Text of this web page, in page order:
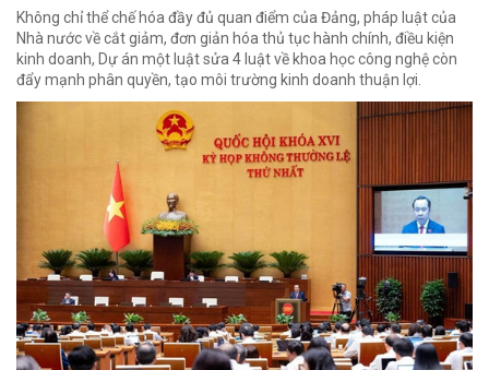
Không chỉ thể chế hóa đầy đủ quan điểm của Đảng, pháp luật của
Nhà nước về cắt giảm, đơn giản hóa thủ tục hành chính, điều kiện
kinh doanh, Dự án một luật sửa 4 luật về khoa học công nghệ còn
đẩy mạnh phân quyền, tạo môi trường kinh doanh thuận lợi.